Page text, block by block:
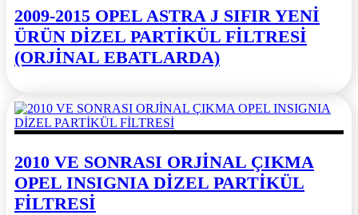
2009-2015 OPEL ASTRA J SIFIR YENİ
ÜRÜN DİZEL PARTİKÜL FİLTRESİ
(ORJİNAL EBATLARDA)
2010 VE SONRASI ORJİNAL ÇIKMA
OPEL INSIGNIA DİZEL PARTİKÜL
FİLTRESİ